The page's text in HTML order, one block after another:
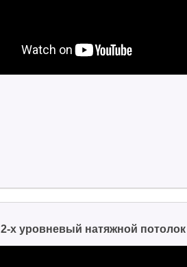
2-х уровневый натяжной потолок